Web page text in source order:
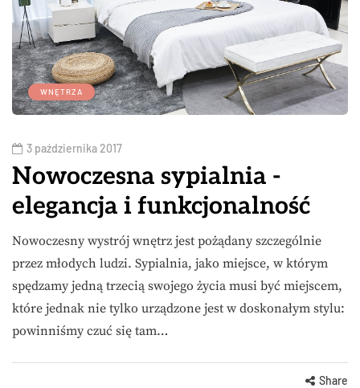
WNĘTRZA
3 października 2017
Nowoczesna sypialnia -
elegancja i funkcjonalność
Nowoczesny wystrój wnętrz jest pożądany szczególnie
przez młodych ludzi. Sypialnia, jako miejsce, w którym
spędzamy jedną trzecią swojego życia musi być miejscem,
które jednak nie tylko urządzone jest w doskonałym stylu:
powinniśmy czuć się tam…
Share